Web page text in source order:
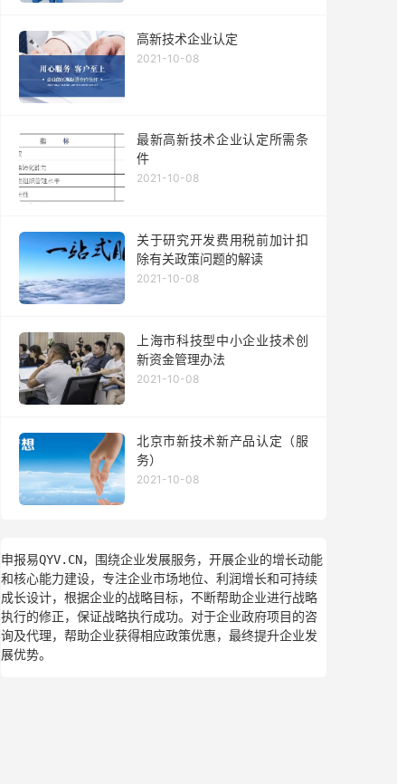
高新技术企业认定
2021-10-08
最新高新技术企业认定所需条
件
2021-10-08
关于研究开发费用税前加计扣
除有关政策问题的解读
2021-10-08
上海市科技型中小企业技术创
新资金管理办法
2021-10-08
北京市新技术新产品认定（服
务）
2021-10-08
申报易QYV.CN，围绕企业发展服务，开展企业的增长动能
和核心能力建设，专注企业市场地位、利润增长和可持续
成长设计，根据企业的战略目标，不断帮助企业进行战略
执行的修正，保证战略执行成功。对于企业政府项目的咨
询及代理，帮助企业获得相应政策优惠，最终提升企业发
展优势。